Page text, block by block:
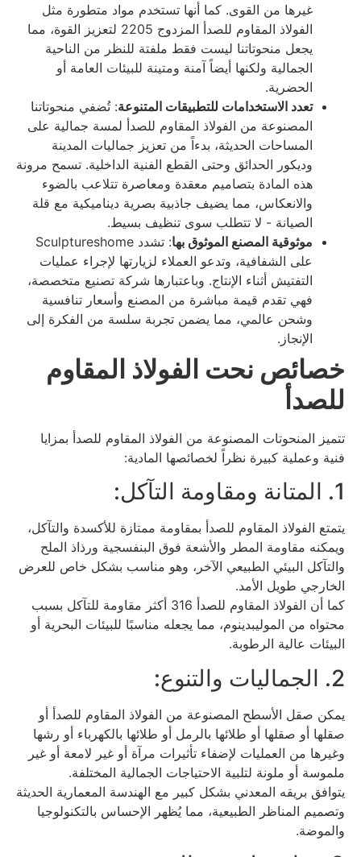
غيرها من القوى. كما أنها تستخدم مواد متطورة مثل
الفولاذ المقاوم للصدأ المزدوج 2205 لتعزيز القوة، مما
يجعل منحوتاتنا ليست فقط ملفتة للنظر من الناحية
الجمالية ولكنها أيضاً آمنة ومتينة للبيئات العامة أو
الحضرية.
تعدد الاستخدامات للتطبيقات المتنوعة: تُضفي منحوتاتنا
المصنوعة من الفولاذ المقاوم للصدأ لمسة جمالية على
المساحات الحديثة، بدءاً من تعزيز جماليات المدينة
وديكور الحدائق وحتى القطع الفنية الداخلية. تسمح مرونة
هذه المادة بتصاميم معقدة ومعاصرة تتلاعب بالضوء
والانعكاس، مما يضيف جاذبية بصرية ديناميكية مع قلة
الصيانة - لا تتطلب سوى تنظيف بسيط.
موثوقية المصنع الموثوق بها
: تشدد Sculptureshome
على الشفافية، وتدعو العملاء لزيارتها لإجراء عمليات
التفتيش أثناء الإنتاج. وباعتبارها شركة تصنيع متخصصة،
فهي تقدم قيمة مباشرة من المصنع وأسعار تنافسية
وشحن عالمي، مما يضمن تجربة سلسة من الفكرة إلى
الإنجاز.
خصائص نحت الفولاذ المقاوم
للصدأ
تتميز المنحوتات المصنوعة من الفولاذ المقاوم للصدأ بمزايا
فنية وعملية كبيرة نظراً لخصائصها المادية:
1. المتانة ومقاومة التآكل:
يتمتع الفولاذ المقاوم للصدأ بمقاومة ممتازة للأكسدة والتآكل،
ويمكنه مقاومة المطر والأشعة فوق البنفسجية ورذاذ الملح
والتآكل البيئي الطبيعي الآخر، وهو مناسب بشكل خاص للعرض
الخارجي طويل الأمد.
كما أن الفولاذ المقاوم للصدأ 316 أكثر مقاومة للتآكل بسبب
محتواه من الموليبدينوم، مما يجعله مناسبًا للبيئات البحرية أو
البيئات عالية الرطوبة.
2. الجماليات والتنوع:
يمكن صقل الأسطح المصنوعة من الفولاذ المقاوم للصدأ أو
صقلها أو صقلها أو طلائها بالرمل أو طلائها بالكهرباء أو رشها
وغيرها من العمليات لإضفاء تأثيرات مرآة أو غير لامعة أو غير
ملموسة أو ملونة لتلبية الاحتياجات الجمالية المختلفة.
يتوافق بريقه المعدني بشكل كبير مع الهندسة المعمارية الحديثة
وتصميم المناظر الطبيعية، مما يُظهر الإحساس بالتكنولوجيا
والموضة.